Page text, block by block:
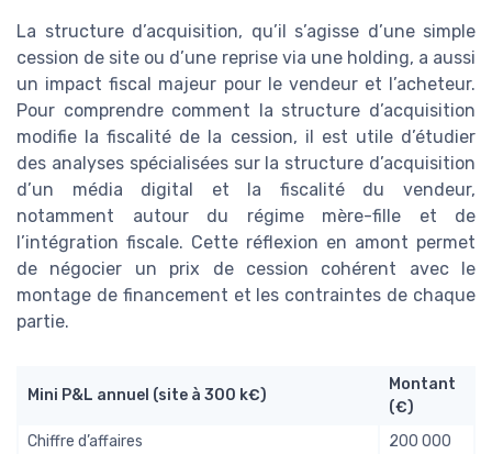
La structure d’acquisition, qu’il s’agisse d’une simple
cession de site ou d’une reprise via une holding, a aussi
un impact fiscal majeur pour le vendeur et l’acheteur.
Pour comprendre comment la structure d’acquisition
modifie la fiscalité de la cession, il est utile d’étudier
des analyses spécialisées sur la structure d’acquisition
d’un média digital et la fiscalité du vendeur,
notamment autour du régime mère-fille et de
l’intégration fiscale. Cette réflexion en amont permet
de négocier un prix de cession cohérent avec le
montage de financement et les contraintes de chaque
partie.
Mini P&L annuel (site à 300 k€)
Montant
(€)
Chiffre d’affaires
200 000